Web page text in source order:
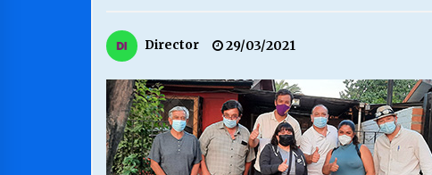
MUNICIPALIDAD, TRABAJADORES,
CLIMA LABORAL:
VOLVER A SER ALTERNATIVA
16/06/2026
Director 29/03/2021